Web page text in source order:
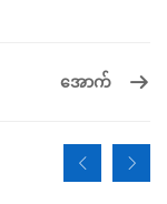
အောက်